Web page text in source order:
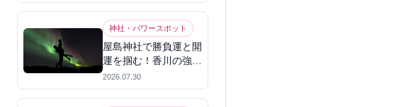
ーを授かる
神社・パワースポット
屋島神社で勝負運と開
運を掴む！香川の強力
パワースポット
2026.07.30